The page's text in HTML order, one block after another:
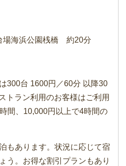
場海浜公園桟橋 約20分
300台 1600円／60分 以降30
トラン利用のお客様はご利用
間、10,000円以上で4時間の
もあります。状況に応じて宿
う。お得な割引プランもあり